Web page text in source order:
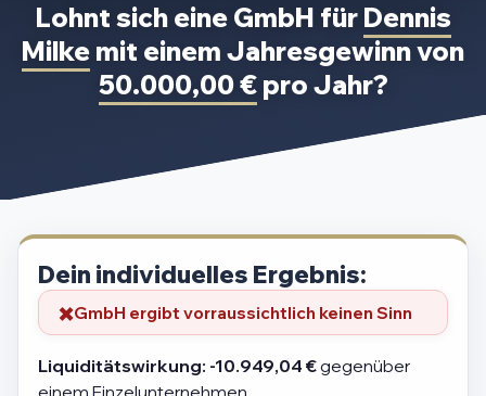
Lohnt sich eine GmbH für Dennis
Milke mit einem Jahresgewinn von
50.000,00 €pro Jahr?
Dein individuelles Ergebnis:
GmbH ergibt vorraussichtlich keinen Sinn
Liquiditätswirkung: -10.949,04 €gegenüber